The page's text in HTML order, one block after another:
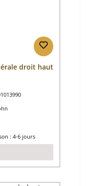
droit haut
:
: 4-6 jours